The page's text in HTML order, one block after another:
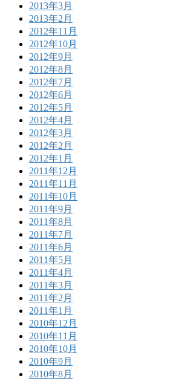
2013年3月
2013年2月
2012年11月
2012年10月
2012年9月
2012年8月
2012年7月
2012年6月
2012年5月
2012年4月
2012年3月
2012年2月
2012年1月
2011年12月
2011年11月
2011年10月
2011年9月
2011年8月
2011年7月
2011年6月
2011年5月
2011年4月
2011年3月
2011年2月
2011年1月
2010年12月
2010年11月
2010年10月
2010年9月
2010年8月